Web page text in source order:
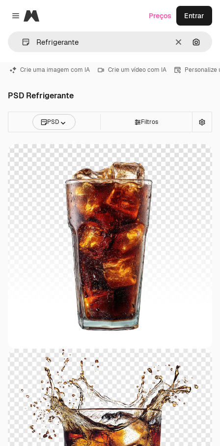
Close menu
Magnific
Limpar
Preços Entrar
Crie uma imagem com IA Crie um vídeo com IA Personalize
PSD Refrigerante
PSD Filtros